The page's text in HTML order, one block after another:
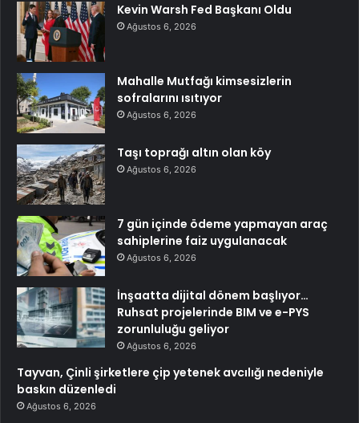
Kevin Warsh Fed Başkanı Oldu
Ağustos 6, 2026
Mahalle Mutfağı kimsesizlerin
sofralarını ısıtıyor
Ağustos 6, 2026
Taşı toprağı altın olan köy
Ağustos 6, 2026
7 gün içinde ödeme yapmayan araç
sahiplerine faiz uygulanacak
Ağustos 6, 2026
İnşaatta dijital dönem başlıyor…
Ruhsat projelerinde BIM ve e-PYS
zorunluluğu geliyor
Ağustos 6, 2026
Tayvan, Çinli şirketlere çip yetenek avcılığı nedeniyle
baskın düzenledi
Ağustos 6, 2026